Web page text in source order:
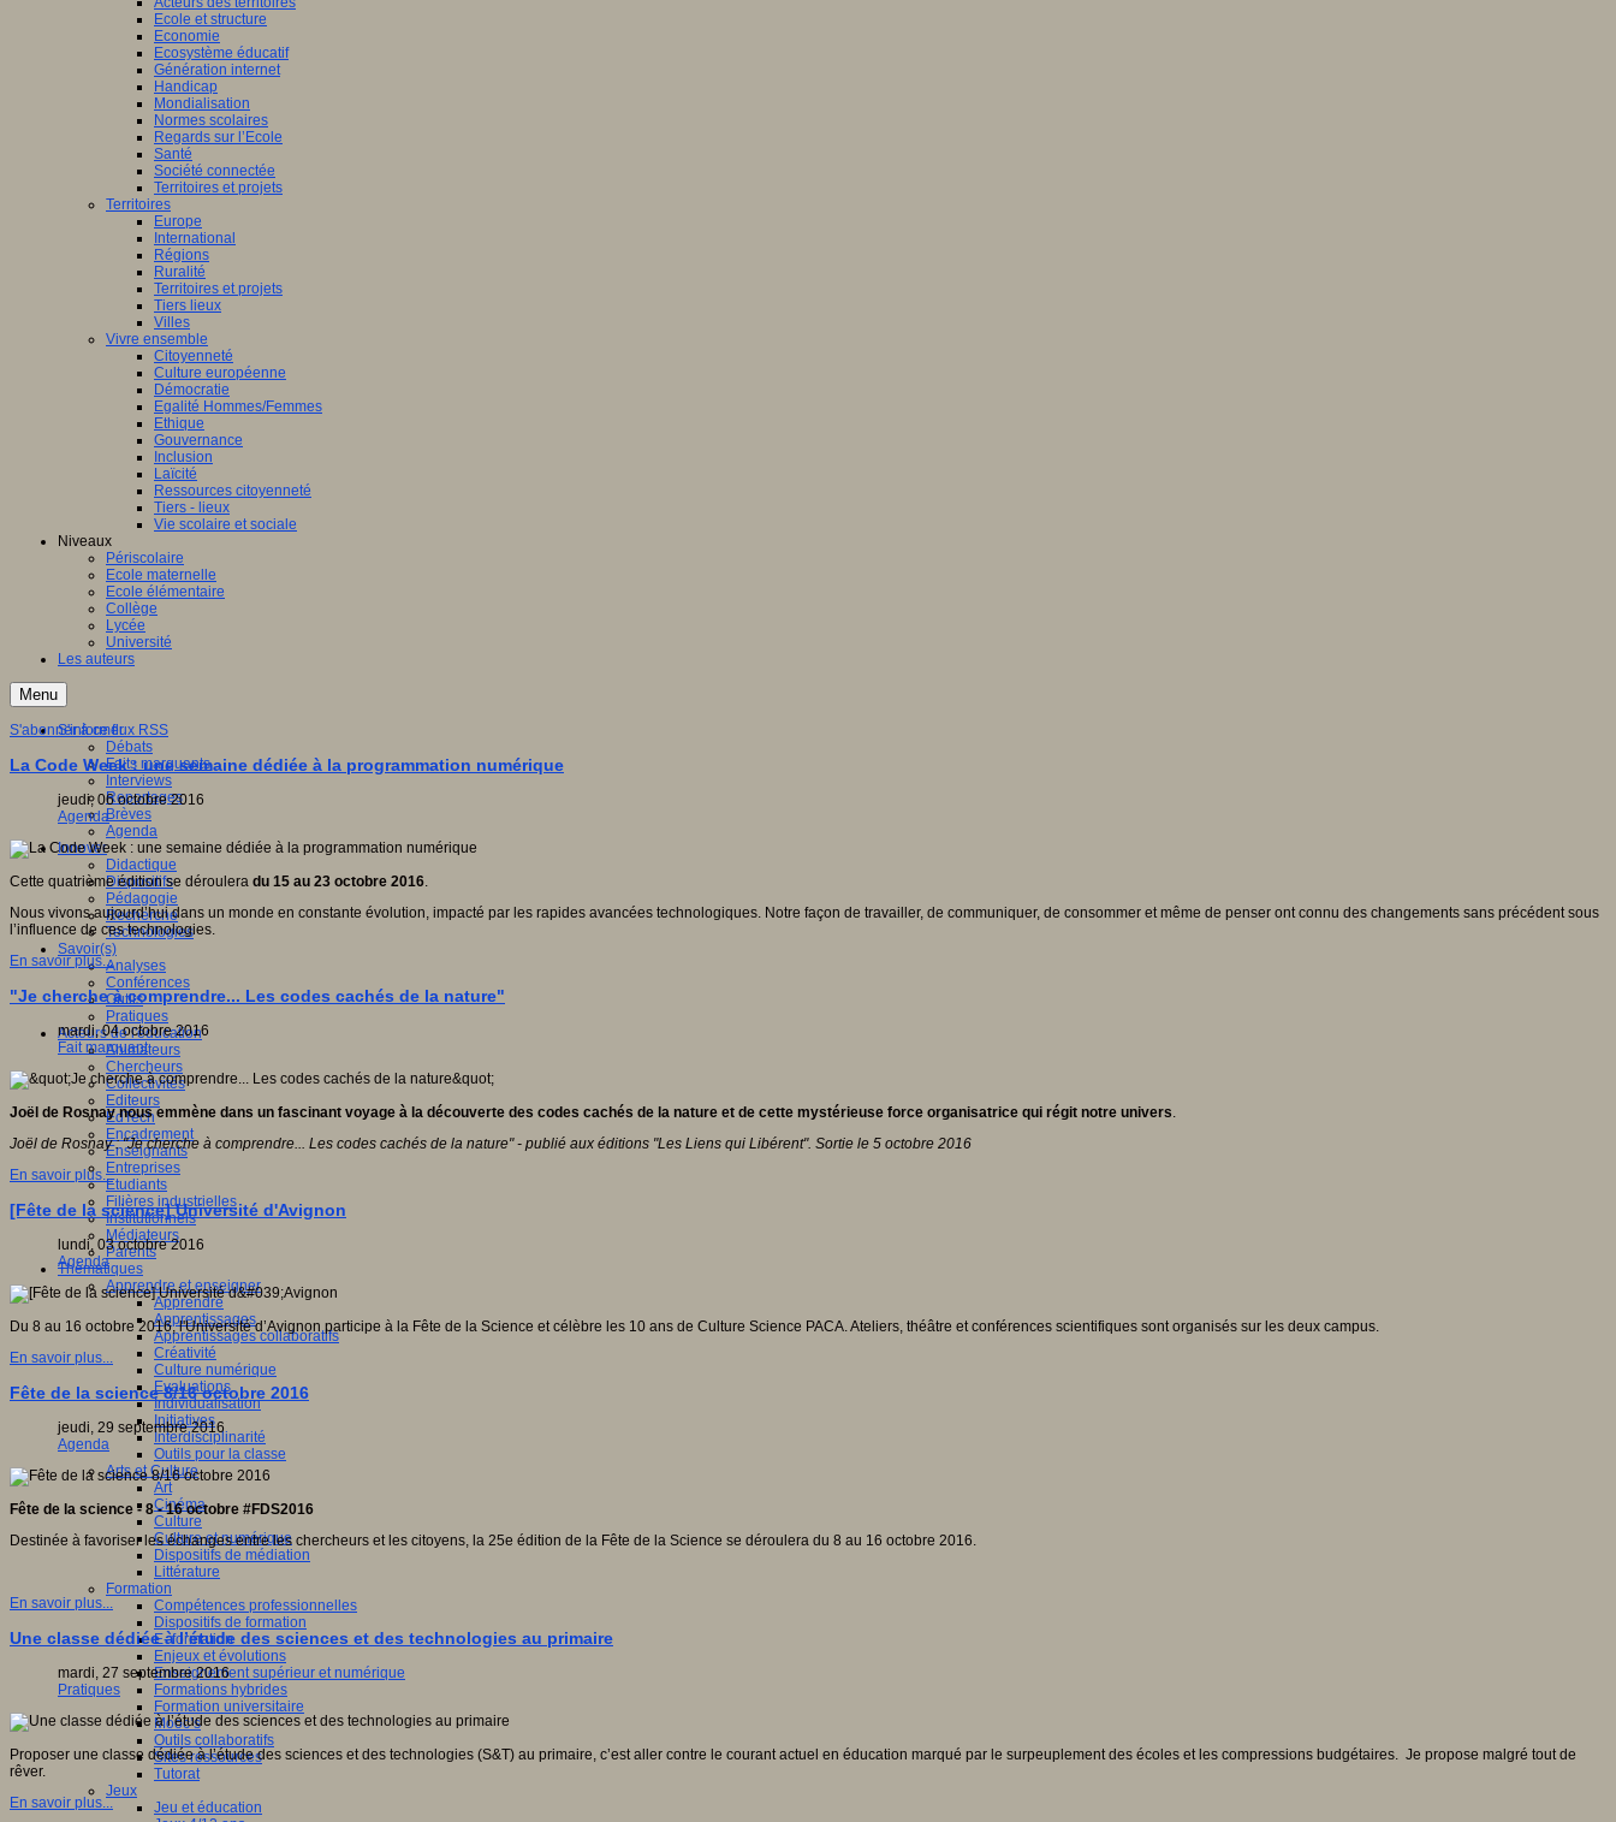
Ecole et structure
Economie
Ecosystème éducatif
Génération internet
Handicap
Mondialisation
Normes scolaires
Regards sur l’Ecole
Santé
Société connectée
Territoires et projets
Territoires
Europe
International
Régions
Ruralité
Territoires et projets
Tiers lieux
Villes
Vivre ensemble
Citoyenneté
Culture européenne
Démocratie
Egalité Hommes/Femmes
Ethique
Gouvernance
Inclusion
Laïcité
Ressources citoyenneté
Tiers - lieux
Vie scolaire et sociale
Niveaux
Périscolaire
Ecole maternelle
Ecole élémentaire
Collège
Lycée
Université
Les auteurs
Menu
S'informer
Débats
Faits marquants
Interviews
Reportages
Brèves
Agenda
Innover
Didactique
Dispositifs
Pédagogie
Recherche
Technologies
Savoir(s)
Analyses
Conférences
Outils
Pratiques
Acteurs de l'éducation
Animateurs
Chercheurs
Collectivités
Editeurs
EdTech
Encadrement
Enseignants
Entreprises
Etudiants
Filières industrielles
Institutionnels
Médiateurs
Parents
Thématiques
Apprendre et enseigner
Apprendre
Apprentissages
Apprentissages collaboratifs
Créativité
Culture numérique
Evaluations
Individualisation
Initiatives
Interdisciplinarité
Outils pour la classe
Arts et Culture
Art
Cinéma
Culture
Culture et numérique
Dispositifs de médiation
Littérature
Formation
Compétences professionnelles
Dispositifs de formation
E- formation
Enjeux et évolutions
Enseignement supérieur et numérique
Formations hybrides
Formation universitaire
Mooc’s
Outils collaboratifs
Sites ressources
Tutorat
Jeux
Jeu et éducation
S'abonner à ce flux RSS
La Code Week : une semaine dédiée à la programmation numérique
jeudi, 06 octobre 2016
Agenda
Cette quatrième édition se déroulera du 15 au 23 octobre 2016.
Nous vivons aujourd’hui dans un monde en constante évolution, impacté par les rapides avancées technologiques. Notre façon de travailler, de communiquer, de consommer et même de penser ont connu des changements sans précédent sous
l’influence de ces technologies.
En savoir plus...
"Je cherche à comprendre... Les codes cachés de la nature"
mardi, 04 octobre 2016
Fait marquant
Joël de Rosnay nous emmène dans un fascinant voyage à la découverte des codes cachés de la nature et de cette mystérieuse force organisatrice qui régit notre univers.
Joël de Rosnay : "Je cherche à comprendre... Les codes cachés de la nature" - publié aux éditions "Les Liens qui Libérent". Sortie le 5 octobre 2016
En savoir plus...
[Fête de la science] Université d'Avignon
lundi, 03 octobre 2016
Agenda
Du 8 au 16 octobre 2016, l'Université d’Avignon participe à la Fête de la Science et célèbre les 10 ans de Culture Science PACA. Ateliers, théâtre et conférences scientifiques sont organisés sur les deux campus.
En savoir plus...
Fête de la science 8/16 octobre 2016
jeudi, 29 septembre 2016
Agenda
Fête de la science - 8 - 16 octobre #FDS2016
Destinée à favoriser les échanges entre les chercheurs et les citoyens, la 25e édition de la Fête de la Science se déroulera du 8 au 16 octobre 2016.
En savoir plus...
Une classe dédiée à l’étude des sciences et des technologies au primaire
mardi, 27 septembre 2016
Pratiques
Proposer une classe dédiée à l’étude des sciences et des technologies (S&T) au primaire, c’est aller contre le courant actuel en éducation marqué par le surpeuplement des écoles et les compressions budgétaires. Je propose malgré tout de
rêver.
En savoir plus...